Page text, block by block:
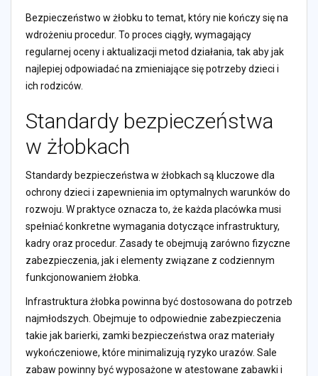
Bezpieczeństwo w żłobku to temat, który nie kończy się na
wdrożeniu procedur. To proces ciągły, wymagający
regularnej oceny i aktualizacji metod działania, tak aby jak
najlepiej odpowiadać na zmieniające się potrzeby dzieci i
ich rodziców.
Standardy bezpieczeństwa
w żłobkach
Standardy bezpieczeństwa w żłobkach są kluczowe dla
ochrony dzieci i zapewnienia im optymalnych warunków do
rozwoju. W praktyce oznacza to, że każda placówka musi
spełniać konkretne wymagania dotyczące infrastruktury,
kadry oraz procedur. Zasady te obejmują zarówno fizyczne
zabezpieczenia, jak i elementy związane z codziennym
funkcjonowaniem żłobka.
Infrastruktura żłobka powinna być dostosowana do potrzeb
najmłodszych. Obejmuje to odpowiednie zabezpieczenia
takie jak barierki, zamki bezpieczeństwa oraz materiały
wykończeniowe, które minimalizują ryzyko urazów. Sale
zabaw powinny być wyposażone w atestowane zabawki i